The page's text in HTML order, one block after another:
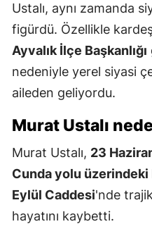
Ustalı, aynı zamanda
figürdü. Özellikle
Ayvalık İlçe Başkanlığı
nedeniyle yerel siyasi
aileden geliyordu.
Murat Ustalı
Murat Ustalı, 23
Cunda yolu
Eylül Caddesi'nde
hayatını kaybetti.